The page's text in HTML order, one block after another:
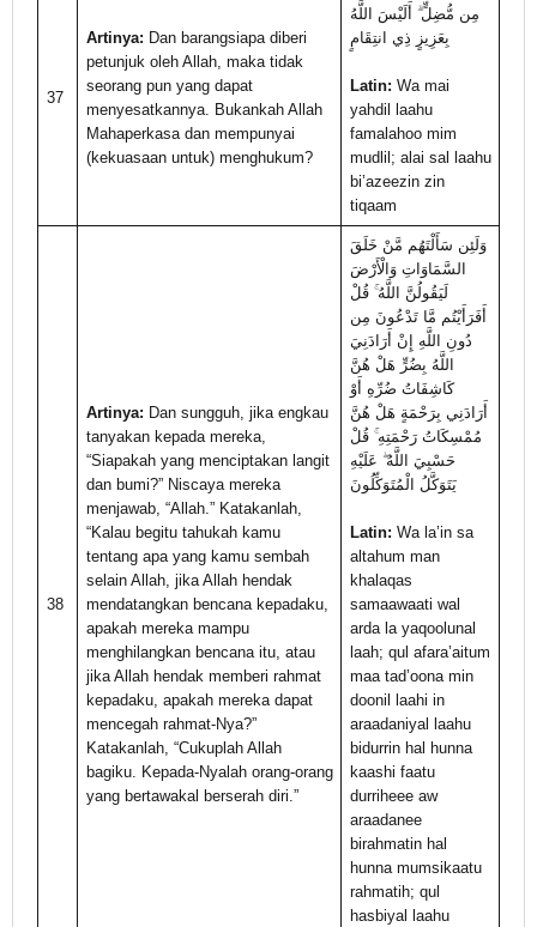
37
Artinya: Dan barangsiapa diberi
petunjuk oleh Allah, maka tidak
seorang pun yang dapat
menyesatkannya. Bukankah Allah
Mahaperkasa dan mempunyai
(kekuasaan untuk) menghukum?
مِن مُّضِلٍّ ۗ أَلَيْسَ اللَّهُ
بِعَزِيزٍ ذِي انتِقَامٍ
Latin: Wa mai
yahdil laahu
famalahoo mim
mudlil; alai sal laahu
bi’azeezin zin
tiqaam
38
Artinya: Dan sungguh, jika engkau
tanyakan kepada mereka,
“Siapakah yang menciptakan langit
dan bumi?” Niscaya mereka
menjawab, “Allah.” Katakanlah,
“Kalau begitu tahukah kamu
tentang apa yang kamu sembah
selain Allah, jika Allah hendak
mendatangkan bencana kepadaku,
apakah mereka mampu
menghilangkan bencana itu, atau
jika Allah hendak memberi rahmat
kepadaku, apakah mereka dapat
mencegah rahmat-Nya?”
Katakanlah, “Cukuplah Allah
bagiku. Kepada-Nyalah orang-orang
yang bertawakal berserah diri.”
وَلَئِن سَأَلْتَهُم مَّنْ خَلَقَ
السَّمَاوَاتِ وَالْأَرْضَ
لَيَقُولُنَّ اللَّهُ ۚ قُلْ
أَفَرَأَيْتُم مَّا تَدْعُونَ مِن
دُونِ اللَّهِ إِنْ أَرَادَنِيَ
اللَّهُ بِضُرٍّ هَلْ هُنَّ
كَاشِفَاتُ ضُرِّهِ أَوْ
أَرَادَنِي بِرَحْمَةٍ هَلْ هُنَّ
مُمْسِكَاتُ رَحْمَتِهِ ۚ قُلْ
حَسْبِيَ اللَّهُ ۖ عَلَيْهِ
يَتَوَكَّلُ الْمُتَوَكِّلُونَ
Latin: Wa la’in sa
altahum man
khalaqas
samaawaati wal
arda la yaqoolunal
laah; qul afara’aitum
maa tad’oona min
doonil laahi in
araadaniyal laahu
bidurrin hal hunna
kaashi faatu
durriheee aw
araadanee
birahmatin hal
hunna mumsikaatu
rahmatih; qul
hasbiyal laahu